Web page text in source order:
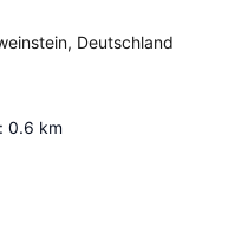
Deutschland
: 0.6 km